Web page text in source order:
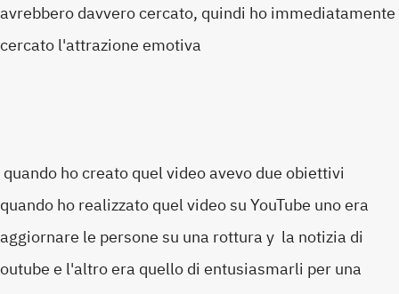
avrebbero davvero cercato, quindi ho immediatamente
cercato l'attrazione emotiva
quando ho creato quel video avevo due obiettivi
quando ho realizzato quel video su YouTube uno era
aggiornare le persone su una rottura y la notizia di
outube e l'altro era quello di entusiasmarli per una